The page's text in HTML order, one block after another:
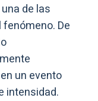
de las
De
un evento
intensidad.